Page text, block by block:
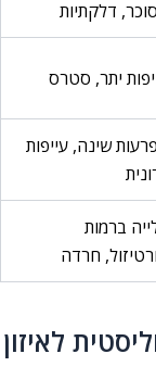
דלקתיות
יתר, סטרס
שינה, עייפות
ברמות
חרדה
לאיזון